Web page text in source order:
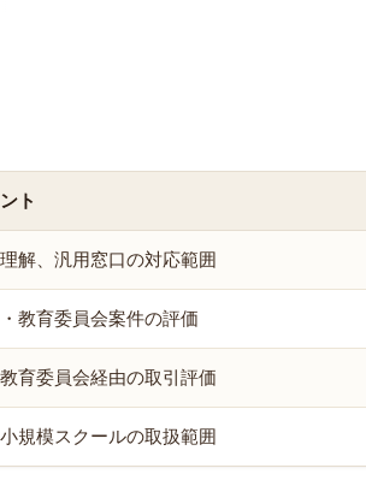
ト
解、汎用窓口の対応範囲
教育委員会案件の評価
育委員会経由の取引評価
規模スクールの取扱範囲